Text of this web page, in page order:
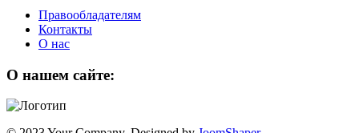
Правообладателям
Контакты
О нас
О нашем сайте: